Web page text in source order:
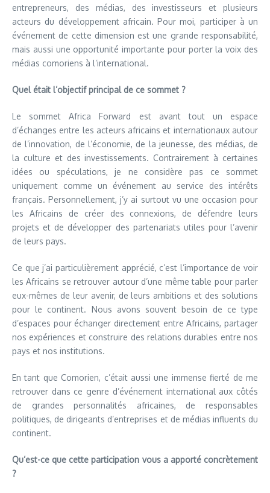
entrepreneurs, des médias, des investisseurs et plusieurs
acteurs du développement africain. Pour moi, participer à un
événement de cette dimension est une grande responsabilité,
mais aussi une opportunité importante pour porter la voix des
médias comoriens à l’international.
Quel était l’objectif principal de ce sommet ?
Le sommet Africa Forward est avant tout un espace
d’échanges entre les acteurs africains et internationaux autour
de l’innovation, de l’économie, de la jeunesse, des médias, de
la culture et des investissements. Contrairement à certaines
idées ou spéculations, je ne considère pas ce sommet
uniquement comme un événement au service des intérêts
français. Personnellement, j’y ai surtout vu une occasion pour
les Africains de créer des connexions, de défendre leurs
projets et de développer des partenariats utiles pour l’avenir
de leurs pays.
Ce que j’ai particulièrement apprécié, c’est l’importance de voir
les Africains se retrouver autour d’une même table pour parler
eux-mêmes de leur avenir, de leurs ambitions et des solutions
pour le continent. Nous avons souvent besoin de ce type
d’espaces pour échanger directement entre Africains, partager
nos expériences et construire des relations durables entre nos
pays et nos institutions.
En tant que Comorien, c’était aussi une immense fierté de me
retrouver dans ce genre d’événement international aux côtés
de grandes personnalités africaines, de responsables
politiques, de dirigeants d’entreprises et de médias influents du
continent.
Qu’est-ce que cette participation vous a apporté concrètement
?